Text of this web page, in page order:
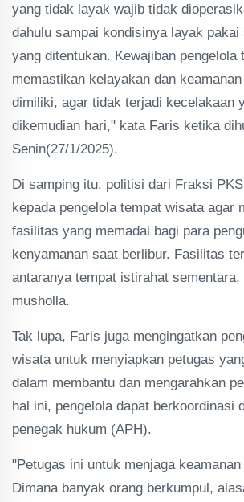
yang tidak layak wajib tidak
dahulu sampai kondisinya layak
yang ditentukan. Kewajiban pengelola
memastikan kelayakan dan
dimiliki, agar tidak terjadi kecelakaan
dikemudian hari," kata Faris ketika
Senin(27/1/2025).
Di samping itu, politisi dari Fraksi
kepada pengelola tempat wisata agar
fasilitas yang memadai bagi para
kenyamanan saat berlibur. Fasilitas
antaranya tempat istirahat sementara,
musholla.
Tak lupa, Faris juga mengingatkan
wisata untuk menyiapkan petugas
dalam membantu dan mengarahkan
hal ini, pengelola dapat berkoordinasi
penegak hukum (APH).
"Petugas ini untuk menjaga
Dimana banyak orang berkumpul,